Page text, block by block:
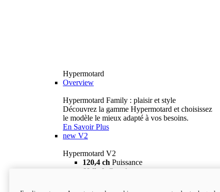
Hypermotard
Overview
Hypermotard Family : plaisir et style
Découvrez la gamme Hypermotard et choisissez
le modèle le mieux adapté à vos besoins.
En Savoir Plus
new V2
Hypermotard V2
120,4 ch Puissance
69 lb-ft
Couple
18 895 $